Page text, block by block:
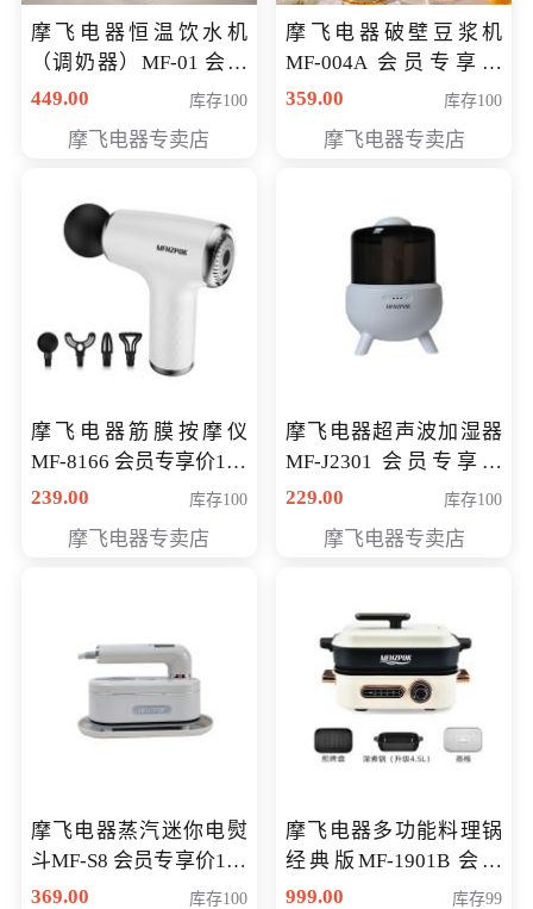
摩飞电器恒温饮水机
（调奶器）MF-01 会员
专享价366元
449.00 库存100
摩飞电器专卖店
摩飞电器破壁豆浆机
MF-004A 会员专享价
168元
359.00 库存100
摩飞电器专卖店
摩飞电器筋膜按摩仪
MF-8166 会员专享价168
元
239.00 库存100
摩飞电器专卖店
摩飞电器超声波加湿器
MF-J2301 会员专享价
168元
229.00 库存100
摩飞电器专卖店
摩飞电器蒸汽迷你电熨
斗MF-S8 会员专享价168
元
369.00 库存100
摩飞电器多功能料理锅
经典版MF-1901B 会员
专享价399元
999.00 库存99